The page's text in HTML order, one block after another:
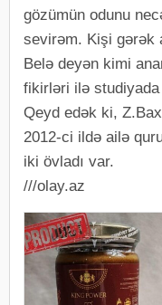
gözümün odunu
sevirəm. Kişi gərək
Belə deyən kimi
fikirləri ilə
Qeyd edək ki,
2012-ci ildə ailə
iki övladı var.
///olay.az